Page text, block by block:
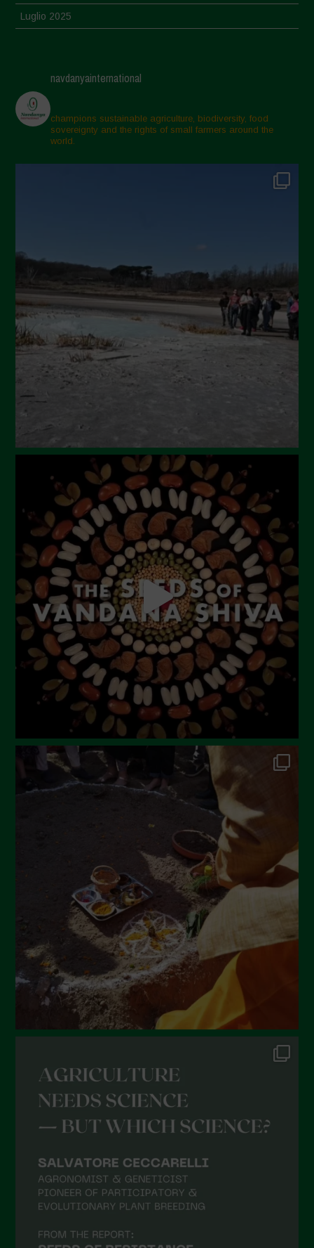
Luglio 2025
Aprile 2025
Marzo 2025
Febbraio 2025
Gennaio 2025
Settembre 2024
Luglio 2024
Maggio 2024
Aprile 2024
Marzo 2024
Febbraio 2024
Ottobre 2023
Settembre 2023
Agosto 2023
Luglio 2023
Giugno 2023
Maggio 2023
Aprile 2023
Marzo 2023
Febbraio 2023
Dicembre 2022
Novembre 2022
Ottobre 2022
Settembre 2022
Aprile 2022
Febbraio 2022
Gennaio 2022
Dicembre 2021
Novembre 2021
Settembre 2021
Agosto 2021
Luglio 2021
Aprile 2021
navdanyainternational
champions sustainable agriculture, biodiversity, food
sovereignty and the rights of small farmers around the
world.